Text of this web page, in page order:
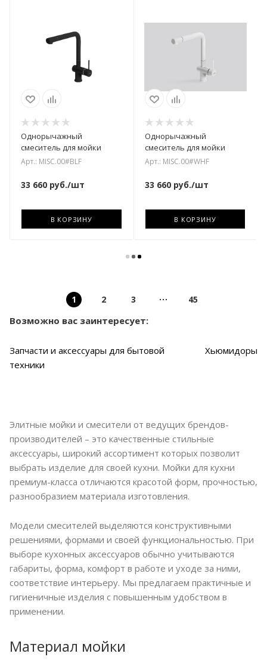
Однорычажный
смеситель для мойки
Арт.: MISC.00#BLF
33 660 руб./шт
В КОРЗИНУ
Однорычажный
смеситель для мойки
Арт.: MISC.00#WHF
33 660руб./шт
В КОРЗИНУ
1 2 3 45
Возможно вас заинтересует:
Запчасти и аксессуары для бытовой
техники
Хьюмидоры
Элитные мойки и смесители от ведущих брендов-
производителей – это качественные стильные
аксессуары, широкий ассортимент которых позволит
выбрать изделие для своей кухни. Мойки для кухни
премиум-класса отличаются красотой форм, прочностью,
разнообразием материала изготовления.
Модели смесителей выделяются конструктивными
решениями, формами и своей функциональностью. При
выборе кухонных аксессуаров обычно учитываются
габариты, форма, комфорт в работе и уходе за ними,
соответствие интерьеру. Мы предлагаем практичные и
гигиеничные изделия с повышенным удобством в
применении.
Материал мойки